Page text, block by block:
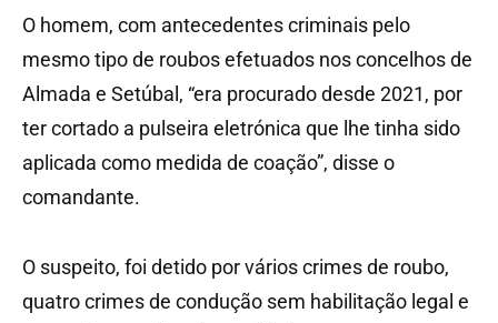
O homem, com antecedentes criminais pelo
mesmo tipo de roubos efetuados nos concelhos de
Almada e Setúbal, “era procurado desde 2021, por
ter cortado a pulseira eletrónica que lhe tinha sido
aplicada como medida de coação”, disse o
comandante.
O suspeito, foi detido por vários crimes de roubo,
quatro crimes de condução sem habilitação legal e